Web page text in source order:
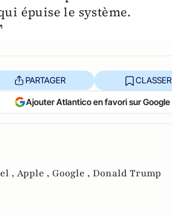
épuise le système.
PARTAGER CLASSER
Ajouter Atlantico en favori sur Google
, Apple , Google , Donald Trump